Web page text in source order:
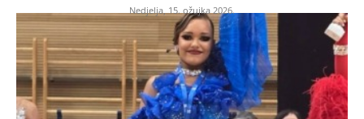
Nedjelja, 15. ožujka 2026.